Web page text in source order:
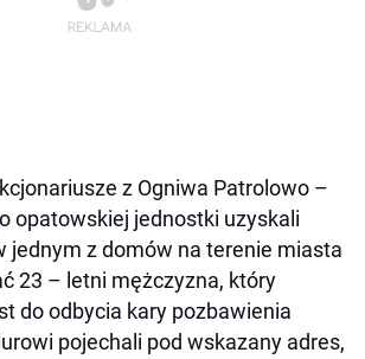
z Ogniwa Patrolowo –
opatowskiej jednostki uzyskali
jednym z domów na terenie miasta
23 – letni mężczyzna, który
do odbycia kary pozbawienia
pojechali pod wskazany adres,